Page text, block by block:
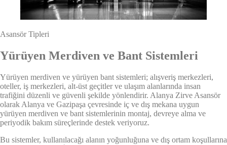
Asansör Tipleri
Yürüyen Merdiven ve Bant Sistemleri
Yürüyen merdiven ve yürüyen bant sistemleri; alışveriş merkezleri,
oteller, iş merkezleri, alt-üst geçitler ve ulaşım alanlarında insan
trafiğini düzenli ve güvenli şekilde yönlendirir. Alanya Zirve Asansör
olarak Alanya ve Gazipaşa çevresinde iç ve dış mekana uygun
yürüyen merdiven ve bant sistemlerinin montaj, devreye alma ve
periyodik bakım süreçlerinde destek veriyoruz.
Bu sistemler, kullanılacağı alanın yoğunluğuna ve dış ortam koşullarına